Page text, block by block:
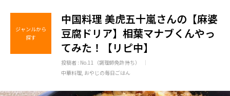
ジャンルから
探す
中国料理 美虎五十嵐さんの【麻婆
豆腐ドリア】相葉マナブくんやっ
てみた！【リピ中】
投稿者 : No.11（調理師免許持ち）
中華料理 おやじの毎日ごはん